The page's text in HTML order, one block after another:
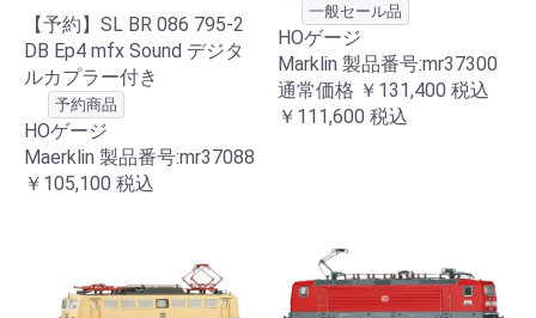
【予約】SL BR 086 795-2
DB Ep4 mfx Sound デジタ
ルカプラー付き
予約商品
HOゲージ
Maerklin 製品番号:mr37088
￥105,100 税込
一般セール品
HOゲージ
Marklin 製品番号:mr37300
通常価格 ￥131,400 税込
￥111,600 税込